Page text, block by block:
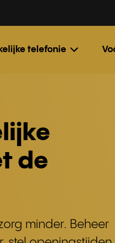
telefonie
de
minder. Beheer